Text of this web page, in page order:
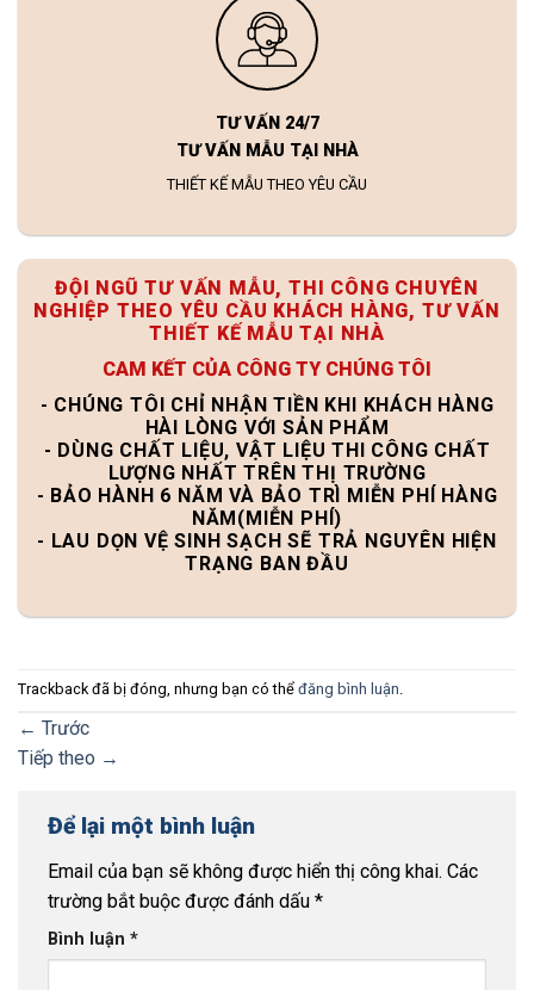
TƯ VẤN 24/7
TƯ VẤN MẪU TẠI NHÀ
THIẾT KẾ MẪU THEO YÊU CẦU
ĐỘI NGŨ TƯ VẤN MẪU, THI CÔNG CHUYÊN
NGHIỆP THEO YÊU CẦU KHÁCH HÀNG, TƯ VẤN
THIẾT KẾ MẪU TẠI NHÀ
CAM KẾT CỦA CÔNG TY CHÚNG TÔI
- CHÚNG TÔI CHỈ NHẬN TIỀN KHI KHÁCH HÀNG
HÀI LÒNG VỚI SẢN PHẨM
- DÙNG CHẤT LIỆU, VẬT LIỆU THI CÔNG CHẤT
LƯỢNG NHẤT TRÊN THỊ TRƯỜNG
- BẢO HÀNH 6 NĂM VÀ BẢO TRÌ MIỄN PHÍ HÀNG
NĂM(MIỄN PHÍ)
- LAU DỌN VỆ SINH SẠCH SẼ TRẢ NGUYÊN HIỆN
TRẠNG BAN ĐẦU
Trackback đã bị đóng, nhưng bạn có thể đăng bình luận.
← Trước
Tiếp theo →
Để lại một bình luận
Email của bạn sẽ không được hiển thị công khai. Các
trường bắt buộc được đánh dấu *
Bình luận *